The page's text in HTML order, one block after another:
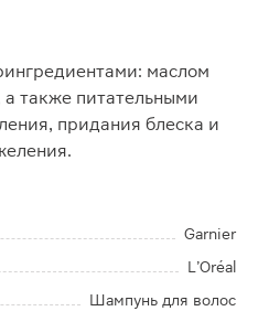
маслом
также питательными
придания блеска и
Garnier
L’Oréal
Шампунь для волос